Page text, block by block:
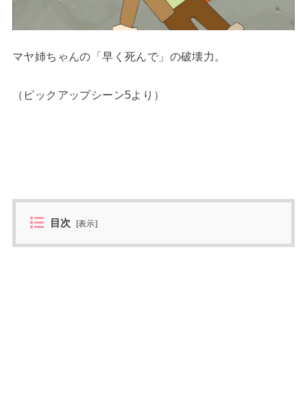
マヤ姉ちゃんの「早く死んで」の破壊力。
（ピックアップシーン5より）
目次 [表示]